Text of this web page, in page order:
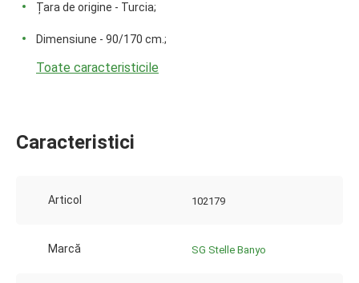
Țara de origine - Turcia;
Dimensiune - 90/170 cm.;
Toate caracteristicile
Caracteristici
Articol 102179
Marcă SG Stelle Banyo